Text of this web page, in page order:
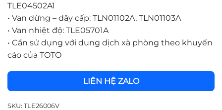
TLE04502A1
• Van dừng – dây cấp: TLN01102A, TLN01103A
• Van nhiệt độ: TLE05701A
• Cần sử dụng với dung dịch xà phòng theo khuyến
cáo của TOTO
LIÊN HỆ ZALO
SKU: TLE26006V